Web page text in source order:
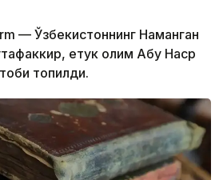
— Ўзбекистоннинг Наманган
етук олим Абу Наср
топилди.